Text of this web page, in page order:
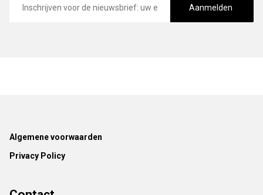
mailadres
Aanmelden
Footer
Algemene voorwaarden
Privacy Policy